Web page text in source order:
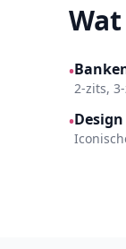
•
2-zits,
•